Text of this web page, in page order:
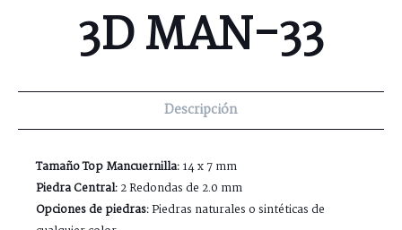
3D MAN-33
Descripción
Tamaño Top Mancuernilla:14 x 7 mm
Piedra Central:2 Redondas de 2.0 mm
Opciones de piedras:Piedras naturales o sintéticas de